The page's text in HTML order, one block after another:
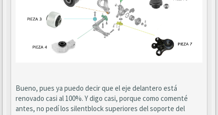
Bueno, pues ya puedo decir que el eje delantero está
renovado casi al 100%. Y digo casi, porque como comenté
antes, no pedí los silentblock superiores del soporte del